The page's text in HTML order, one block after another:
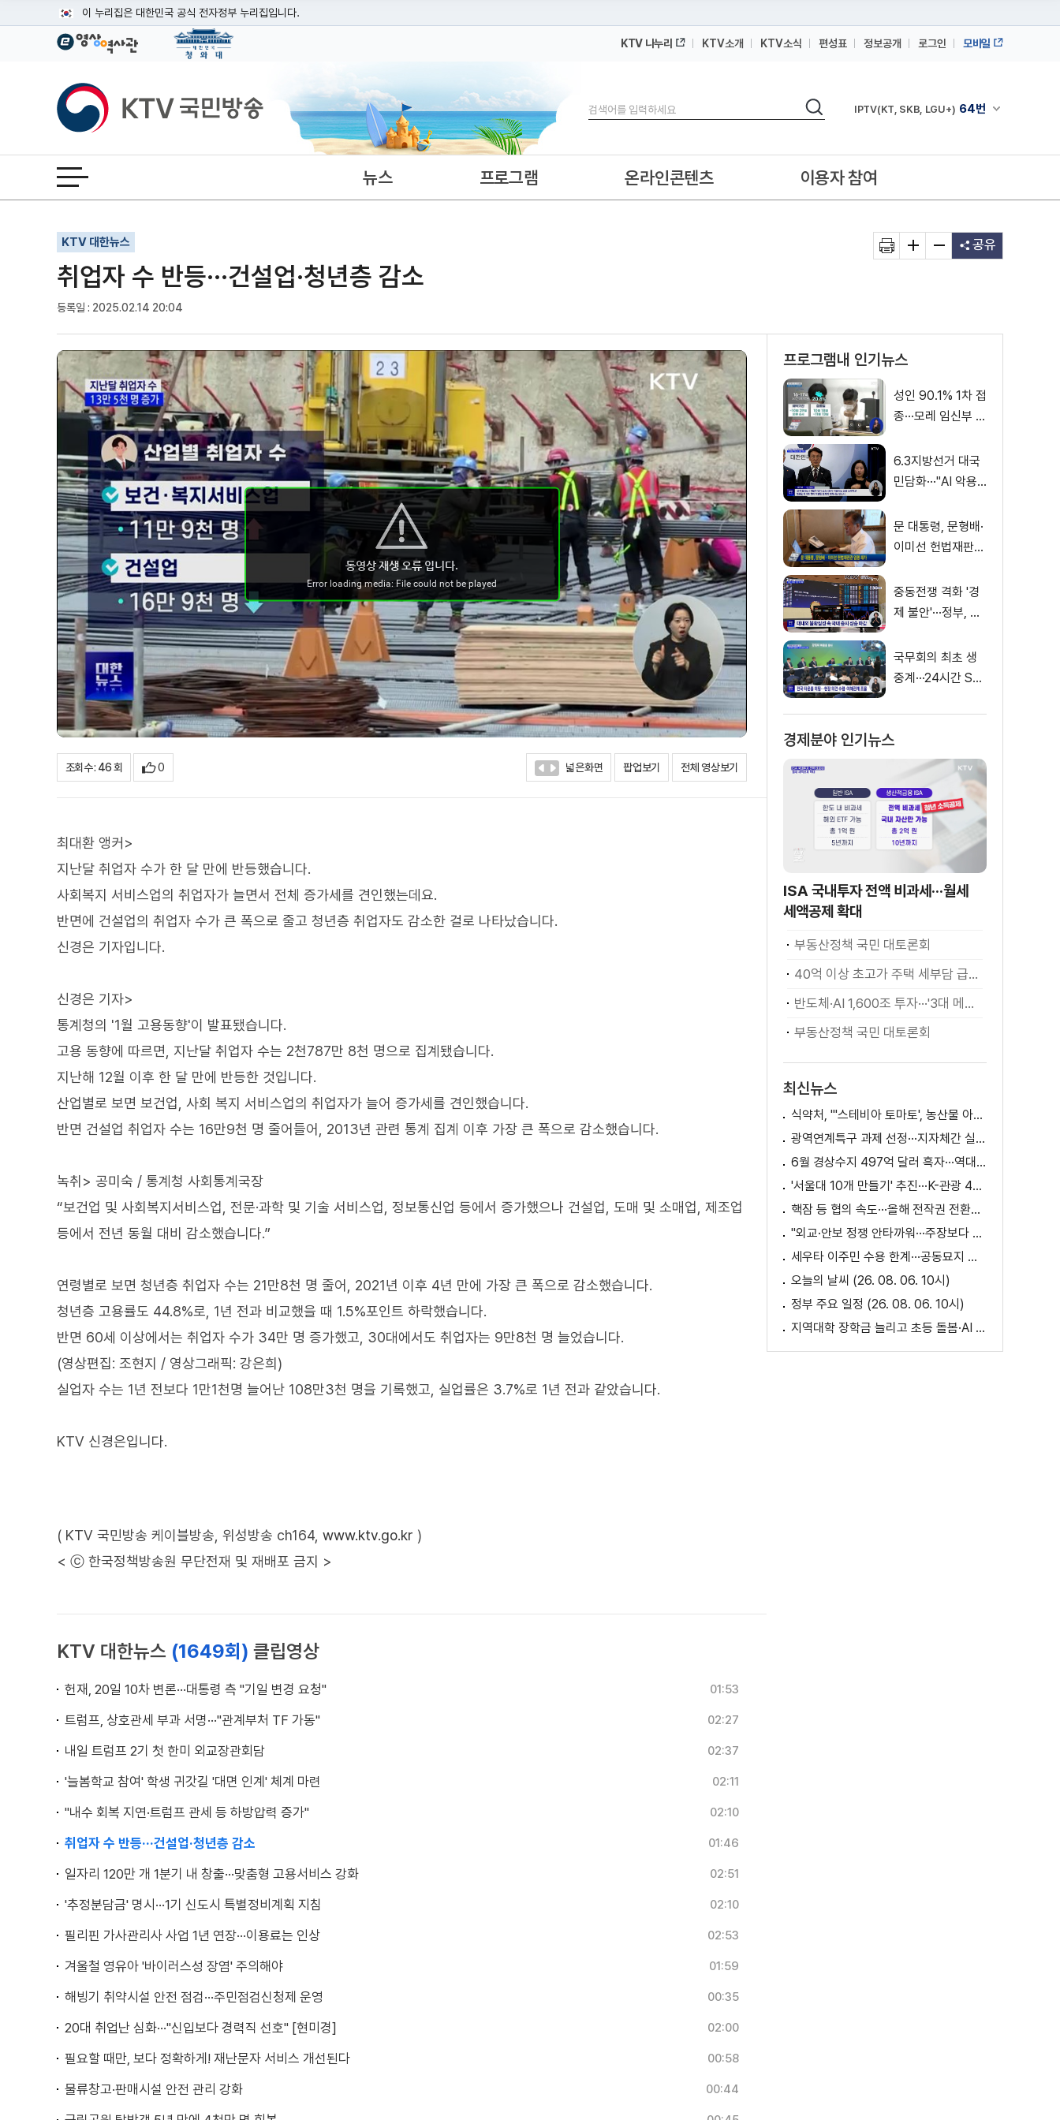
이 누리집은 대한민국 공식 전자정부 누리집입니다.
공식 누리집 주소 확인하기
이밖에 or.kr 또는 .kr등 다른 도메인 주소를 사용하고 있다면 아래 URL에서 도메인 주소를 확인해 보세요
운영중인 공식 누리집보기
KTV 나누리 KTV소개 KTV소식 편성표 정보공개 로그인 모바일
KTV국민방송
검색
검색 채널안내 펼쳐
IPTV(KT, SKB, LGU+) 64번
IPTV(KT, SKB, LGU+)
전체메뉴 열기 뉴스 프로그램 온라인콘텐츠 이용자 참여
KTV 대한뉴스
취업자 수 반등···건설업·청년층 감소
등록일 : 2025.02.14 20:04
기사인쇄
글자확대
글자축소 공유
조회수 : 46 회 0 넓은화면 팝업보기 전체 영상보기
최대환 앵커>
지난달 취업자 수가 한 달 만에 반등했습니다.
사회복지 서비스업의 취업자가 늘면서 전체 증가세를 견인했는데요.
반면에 건설업의 취업자 수가 큰 폭으로 줄고 청년층 취업자도 감소한 걸로 나타났습니다.
신경은 기자입니다.
신경은 기자>
통계청의 '1월 고용동향'이 발표됐습니다.
고용 동향에 따르면, 지난달 취업자 수는 2천787만 8천 명으로 집계됐습니다.
지난해 12월 이후 한 달 만에 반등한 것입니다.
산업별로 보면 보건업, 사회 복지 서비스업의 취업자가 늘어 증가세를 견인했습니다.
반면 건설업 취업자 수는 16만9천 명 줄어들어, 2013년 관련 통계 집계 이후 가장 큰 폭으로 감소했습니다.
녹취> 공미숙 / 통계청 사회통계국장
“보건업 및 사회복지서비스업, 전문·과학 및 기술 서비스업, 정보통신업 등에서 증가했으나 건설업, 도매 및 소매업, 제조업
등에서 전년 동월 대비 감소했습니다.”
연령별로 보면 청년층 취업자 수는 21만8천 명 줄어, 2021년 이후 4년 만에 가장 큰 폭으로 감소했습니다.
청년층 고용률도 44.8%로, 1년 전과 비교했을 때 1.5%포인트 하락했습니다.
반면 60세 이상에서는 취업자 수가 34만 명 증가했고, 30대에서도 취업자는 9만8천 명 늘었습니다.
(영상편집: 조현지 / 영상그래픽: 강은희)
실업자 수는 1년 전보다 1만1천명 늘어난 108만3천 명을 기록했고, 실업률은 3.7%로 1년 전과 같았습니다.
KTV 신경은입니다.
( KTV 국민방송 케이블방송, 위성방송 ch164, www.ktv.go.kr )
< ⓒ 한국정책방송원 무단전재 및 재배포 금지 >
KTV 대한뉴스 (1649회) 클립영상
헌재, 20일 10차 변론···대통령 측 "기일 변경 요청" 01:53
트럼프, 상호관세 부과 서명···"관계부처 TF 가동" 02:27
내일 트럼프 2기 첫 한미 외교장관회담 02:37
'늘봄학교 참여' 학생 귀갓길 '대면 인계' 체계 마련 02:11
"내수 회복 지연·트럼프 관세 등 하방압력 증가" 02:10
취업자 수 반등···건설업·청년층 감소 01:46
일자리 120만 개 1분기 내 창출···맞춤형 고용서비스 강화 02:51
'추정분담금' 명시···1기 신도시 특별정비계획 지침 02:10
필리핀 가사관리사 사업 1년 연장···이용료는 인상 02:53
겨울철 영유아 '바이러스성 장염' 주의해야 01:59
해빙기 취약시설 안전 점검···주민점검신청제 운영 00:35
20대 취업난 심화···"신입보다 경력직 선호" [현미경] 02:00
필요할 때만, 보다 정확하게! 재난문자 서비스 개선된다 00:58
물류창고·판매시설 안전 관리 강화 00:44
프로그램내 인기뉴스
성인 90.1% 1차 접
종···모레 임신부 사
6.3지방선거 대국
민담화···"AI 악용
문 대통령, 문형배·
이미선 헌법재판관
중동전쟁 격화 '경
제 불안'···정부, 금
소화
국무회의 최초 생
중계···24시간 SN
경제분야 인기뉴스
ISA 국내투자 전액 비과세···월세
세액공제 확대
부동산정책 국민 대토론회
40억 이상 초고가 주택 세부담 급증···실수요자 보호 강화
반도체·AI 1,600조 투자···'3대 메가프로젝트' 속도
부동산정책 국민 대토론회
최신뉴스
식약처, "'스테비아 토마토', 농산물 아닌 가공식품"
광역연계특구 과제 선정···지자체간 실증 협력 확대
6월 경상수지 497억 달러 흑자···역대 최대
'서울대 10개 만들기' 추진···K-관광 4천만 시대 준비
핵잠 등 협의 속도···올해 전작권 전환시기 결정 추진
"외교·안보 정쟁 안타까워···주장보다 실천 중요"
세우타 이주민 수용 한계···공동묘지 임시 거처 [월드 투데이]
오늘의 날씨 (26. 08. 06. 10시)
정부 주요 일정 (26. 08. 06. 10시)
지역대학 장학금 늘리고 초등 돌봄·AI 교육 확대